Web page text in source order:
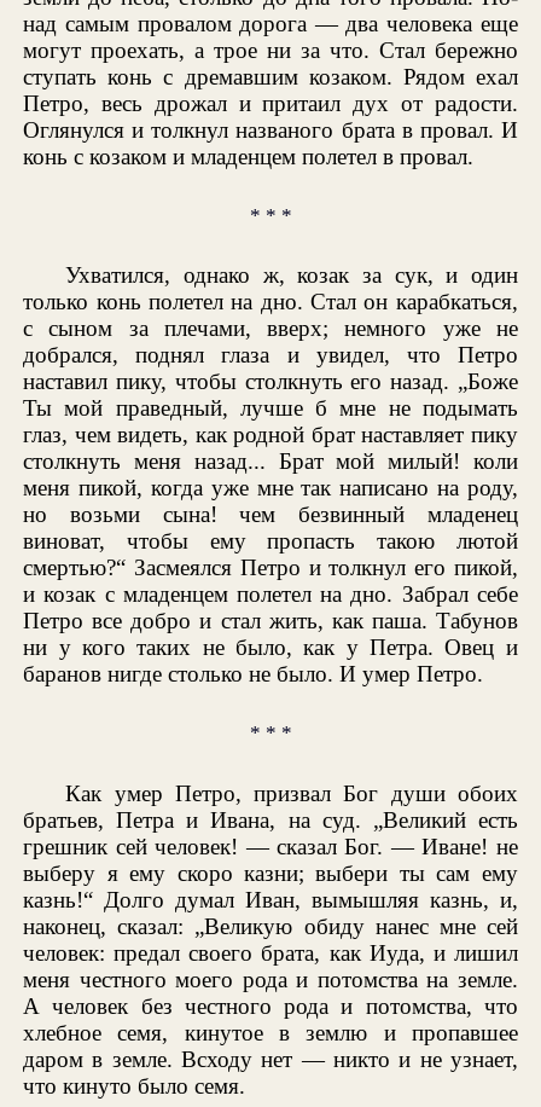
над самым провалом дорога — два человека еще
могут проехать, а трое ни за что. Стал бережно
ступать конь с дремавшим козаком. Рядом ехал
Петро, весь дрожал и притаил дух от радости.
Оглянулся и толкнул названого брата в провал. И
конь с козаком и младенцем полетел в провал.
* * *
Ухватился, однако ж, козак за сук, и один
только конь полетел на дно. Стал он карабкаться,
с сыном за плечами, вверх; немного уже не
добрался, поднял глаза и увидел, что Петро
наставил пику, чтобы столкнуть его назад. „Боже
Ты мой праведный, лучше б мне не подымать
глаз, чем видеть, как родной брат наставляет пику
столкнуть меня назад... Брат мой милый! коли
меня пикой, когда уже мне так написано на роду,
но возьми сына! чем безвинный младенец
виноват, чтобы ему пропасть такою лютой
смертью?“ Засмеялся Петро и толкнул его пикой,
и козак с младенцем полетел на дно. Забрал себе
Петро все добро и стал жить, как паша. Табунов
ни у кого таких не было, как у Петра. Овец и
баранов нигде столько не было. И умер Петро.
* * *
Как умер Петро, призвал Бог души обоих
братьев, Петра и Ивана, на суд. „Великий есть
грешник сей человек! — сказал Бог. — Иване! не
выберу я ему скоро казни; выбери ты сам ему
казнь!“ Долго думал Иван, вымышляя казнь, и,
наконец, сказал: „Великую обиду нанес мне сей
человек: предал своего брата, как Иуда, и лишил
меня честного моего рода и потомства на земле.
А человек без честного рода и потомства, что
хлебное семя, кинутое в землю и пропавшее
даром в земле. Всходу нет — никто и не узнает,
что кинуто было семя.